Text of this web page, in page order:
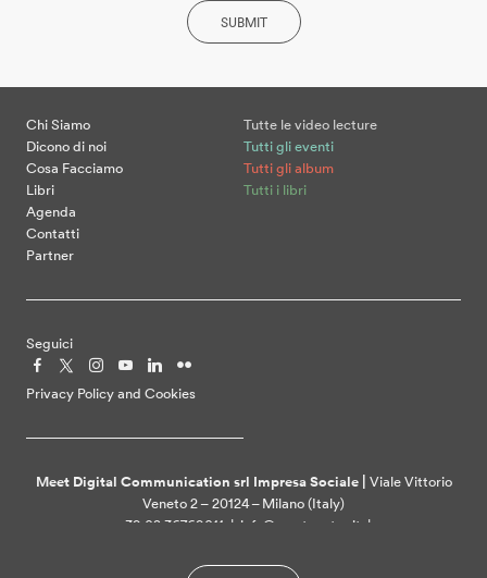
SUBMIT
Chi Siamo
Dicono di noi
Cosa Facciamo
Libri
Agenda
Contatti
Partner
Tutte le video lecture
Tutti gli eventi
Tutti gli album
Tutti i libri
Seguici
Privacy Policy and Cookies
Meet Digital Communication srl Impresa Sociale | Viale Vittorio
Veneto 2 – 20124 – Milano (Italy)
+39 02 36769011 | info@meetcenter.it |